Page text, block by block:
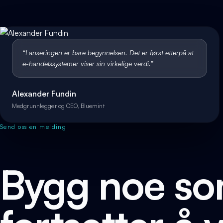
“Lanseringen er bare begynnelsen. Det er først etterpå at
e-handelssystemer viser sin virkelige verdi.”
Alexander Fundin
Medgrunnlegger og CEO, Bluemint
Send oss en melding
Bygg noe